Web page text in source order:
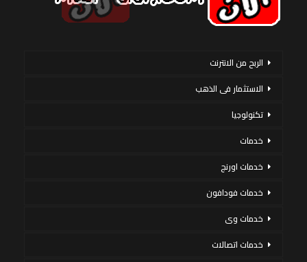
الربح من الانترنت
الاستثمار فى الذهب
تكنولوجيا
خدمات
خدمات اورنج
خدمات فودافون
خدمات وى
خدمات اتصالات